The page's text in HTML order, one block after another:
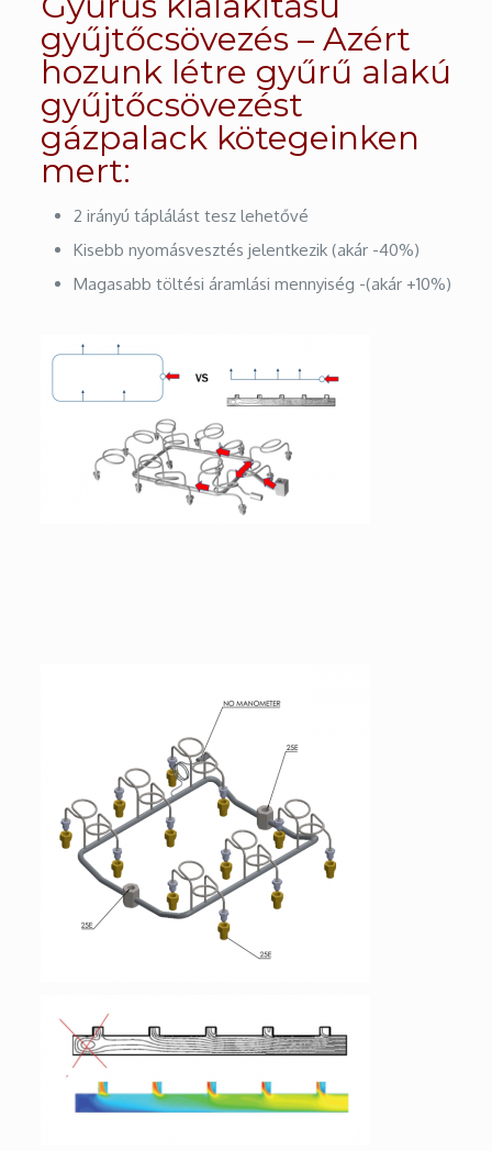
gyűjtőcsövezés – Azért
hozunk létre gyűrű alakú
gyűjtőcsövezést
gázpalack kötegeinken
mert:
2 irányú táplálást tesz lehetővé
Kisebb nyomásvesztés jelentkezik (akár -40%)
Magasabb töltési áramlási mennyiség -(akár +10%)